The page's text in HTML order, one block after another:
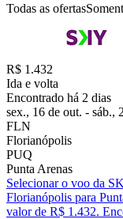
Todas as ofertas
R$ 1.432
Ida e volta
Encontrado há 2 dias
sex., 16 de out. - sáb.,
FLN
Florianópolis
PUQ
Punta Arenas
Selecionar o voo da
Florianópolis para
valor de R$ 1.432.